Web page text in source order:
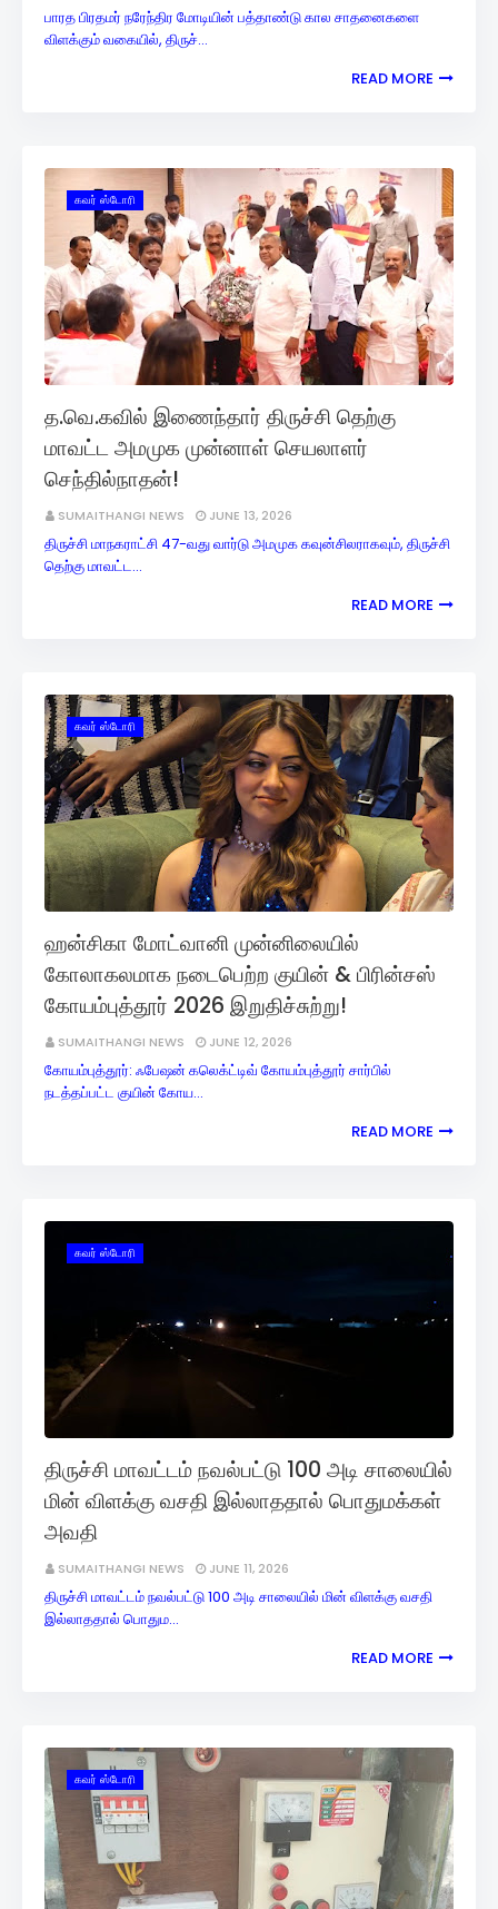
பாரத பிரதமர் நரேந்திர மோடியின் பத்தாண்டு கால சாதனைகளை
விளக்கும் வகையில், திருச்…
READ MORE
கவர் ஸ்டோரி
த.வெ.கவில் இணைந்தார் திருச்சி தெற்கு
மாவட்ட அமமுக முன்னாள் செயலாளர்
செந்தில்நாதன்!
SUMAITHANGI NEWS JUNE 13, 2026
திருச்சி மாநகராட்சி 47-வது வார்டு அமமுக கவுன்சிலராகவும், திருச்சி
தெற்கு மாவட்ட…
READ MORE
கவர் ஸ்டோரி
ஹன்சிகா மோட்வானி முன்னிலையில்
கோலாகலமாக நடைபெற்ற குயின் & பிரின்சஸ்
கோயம்புத்தூர் 2026 இறுதிச்சுற்று!
SUMAITHANGI NEWS JUNE 12, 2026
கோயம்புத்தூர்: ஃபேஷன் கலெக்ட்டிவ் கோயம்புத்தூர் சார்பில்
நடத்தப்பட்ட குயின் கோய…
READ MORE
கவர் ஸ்டோரி
திருச்சி மாவட்டம் நவல்பட்டு 100 அடி சாலையில்
மின் விளக்கு வசதி இல்லாததால் பொதுமக்கள்
அவதி
SUMAITHANGI NEWS JUNE 11, 2026
திருச்சி மாவட்டம் நவல்பட்டு 100 அடி சாலையில் மின் விளக்கு வசதி
இல்லாததால் பொதும…
READ MORE
கவர் ஸ்டோரி